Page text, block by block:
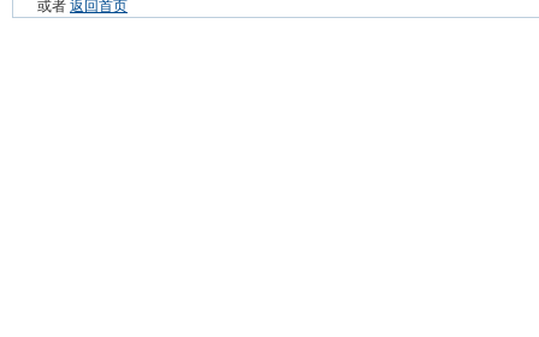
或者 返回首页